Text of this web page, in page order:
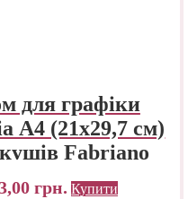
для графіки
А4 (21х29,7 см)
Fabriano
грн. Купити